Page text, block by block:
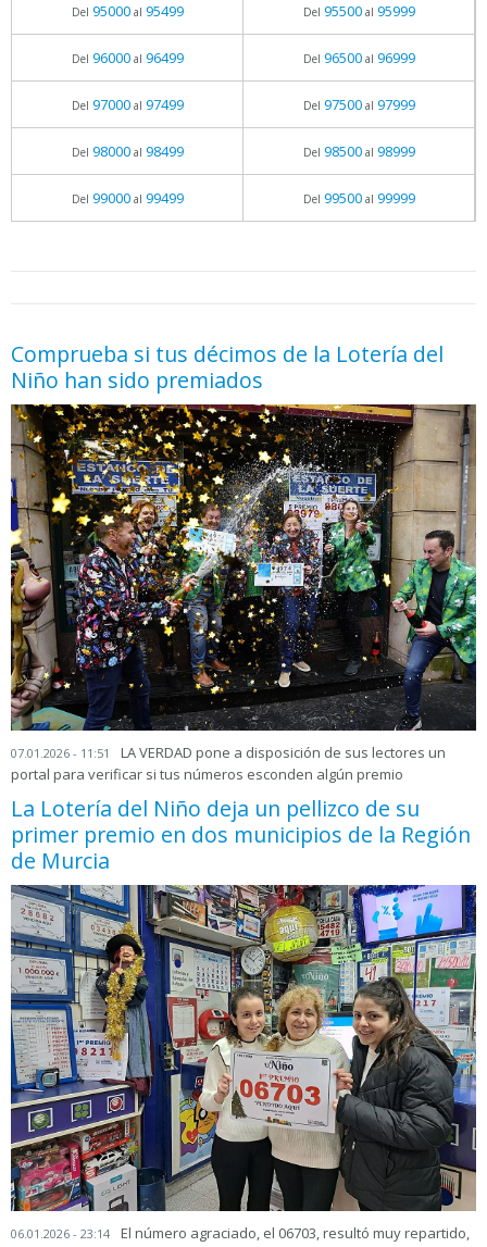
Del 95000al 95499 Del 95500al 95999
Del 96000al 96499 Del 96500al 96999
Del 97000al 97499 Del 97500al 97999
Del 98000al 98499 Del 98500al 98999
Del 99000al 99499 Del 99500al 99999
Comprueba si tus décimos de la Lotería del
Niño han sido premiados
07.01.2026 - 11:51
LA VERDAD pone a disposición de sus lectores un
portal para verificar si tus números esconden algún premio
La Lotería del Niño deja un pellizco de su
primer premio en dos municipios de la Región
de Murcia
06.01.2026 - 23:14
El número agraciado, el 06703, resultó muy repartido,